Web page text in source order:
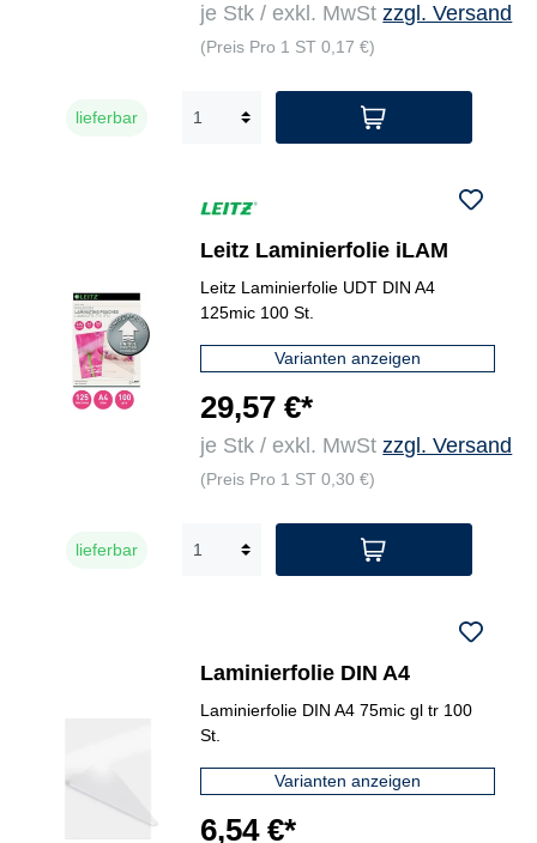
je Stk / exkl. MwStzzgl. Versand
(Preis Pro 1 ST 0,17 €)
lieferbar
Leitz Laminierfolie iLAM
Leitz Laminierfolie UDT DIN A4
125mic 100 St.
Varianten anzeigen
29,57 €*
je Stk / exkl. MwStzzgl. Versand
(Preis Pro 1 ST 0,30 €)
lieferbar
Laminierfolie DIN A4
Laminierfolie DIN A4 75mic gl tr 100
St.
Varianten anzeigen
6,54 €*